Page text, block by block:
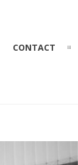
CONTACT